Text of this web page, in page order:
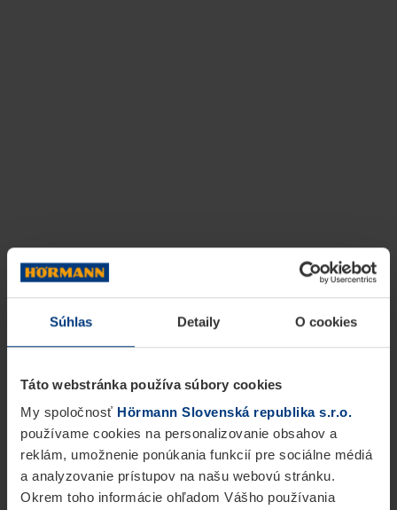
Súhlas Detaily O cookies
Táto webstránka používa súbory cookies
My spoločnosť Hörmann Slovenská republika s.r.o.
používame cookies na personalizovanie obsahov a
reklám, umožnenie ponúkania funkcií pre sociálne médiá
a analyzovanie prístupov na našu webovú stránku.
Okrem toho informácie ohľadom Vášho používania